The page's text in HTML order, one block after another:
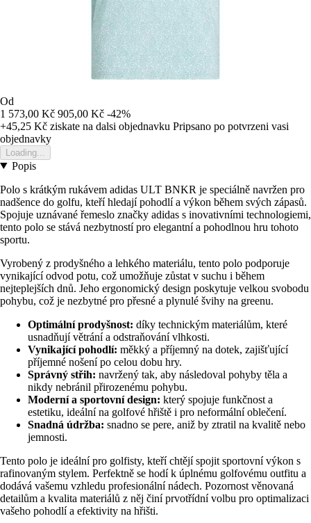
Od
1 573,00 Kč 905,00 Kč -42%
+45,25 Kč ziskate na dalsi objednavku Pripsano po potvrzeni vasi
objednavky
Loading...
Popis
Polo s krátkým rukávem adidas ULT BNKR je speciálně navržen pro
nadšence do golfu, kteří hledají pohodlí a výkon během svých zápasů.
Spojuje uznávané řemeslo značky adidas s inovativními technologiemi,
tento polo se stává nezbytností pro elegantní a pohodlnou hru tohoto
sportu.
Vyrobený z prodyšného a lehkého materiálu, tento polo podporuje
vynikající odvod potu, což umožňuje zůstat v suchu i během
nejteplejších dnů. Jeho ergonomický design poskytuje velkou svobodu
pohybu, což je nezbytné pro přesné a plynulé švihy na greenu.
Optimální prodyšnost: díky technickým materiálům, které
usnadňují větrání a odstraňování vlhkosti.
Vynikající pohodlí: měkký a příjemný na dotek, zajišťující
příjemné nošení po celou dobu hry.
Správný střih: navržený tak, aby následoval pohyby těla a
nikdy nebránil přirozenému pohybu.
Moderní a sportovní design: který spojuje funkčnost a
estetiku, ideální na golfové hřiště i pro neformální oblečení.
Snadná údržba: snadno se pere, aniž by ztratil na kvalitě nebo
jemnosti.
Tento polo je ideální pro golfisty, kteří chtějí spojit sportovní výkon s
rafinovaným stylem. Perfektně se hodí k úplnému golfovému outfitu a
dodává vašemu vzhledu profesionální nádech. Pozornost věnovaná
detailům a kvalita materiálů z něj činí prvotřídní volbu pro optimalizaci
vašeho pohodlí a efektivity na hřišti.